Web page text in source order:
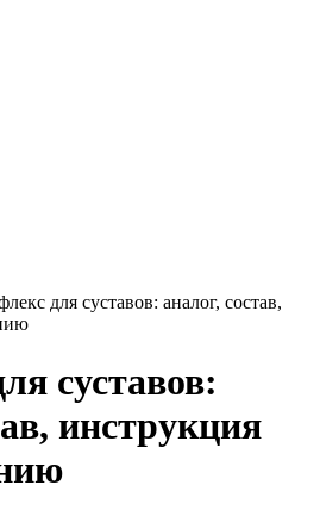
для суставов: аналог, состав,
суставов:
инструкция